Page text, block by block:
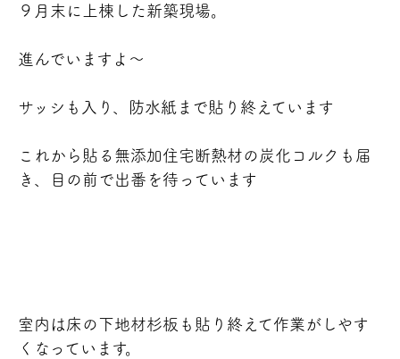
９月末に上棟した新築現場。
進んでいますよ～
サッシも入り、防水紙まで貼り終えています
これから貼る無添加住宅断熱材の炭化コルクも届
き、目の前で出番を待っています
室内は床の下地材杉板も貼り終えて作業がしやす
くなっています。